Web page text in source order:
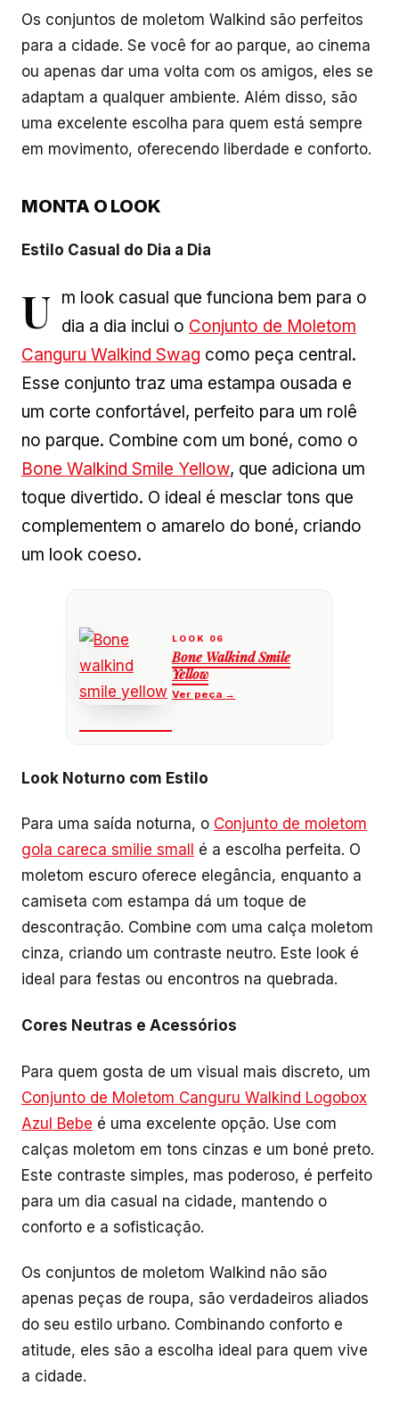
Os conjuntos de moletom Walkind são perfeitos
para a cidade. Se você for ao parque, ao cinema
ou apenas dar uma volta com os amigos, eles se
adaptam a qualquer ambiente. Além disso, são
uma excelente escolha para quem está sempre
em movimento, oferecendo liberdade e conforto.
MONTA O LOOK
Estilo Casual do Dia a Dia
U
m look casual que funciona bem para o
dia a dia inclui o Conjunto de Moletom
Canguru Walkind Swag como peça central.
Esse conjunto traz uma estampa ousada e
um corte confortável, perfeito para um rolê
no parque. Combine com um boné, como o
Bone Walkind Smile Yellow, que adiciona um
toque divertido. O ideal é mesclar tons que
complementem o amarelo do boné, criando
um look coeso.
Bone Walkind Smile
Yellow
Look Noturno com Estilo
Para uma saída noturna, o Conjunto de moletom
gola careca smilie small
é a escolha perfeita. O
moletom escuro oferece elegância, enquanto a
camiseta com estampa dá um toque de
descontração. Combine com uma calça moletom
cinza, criando um contraste neutro. Este look é
ideal para festas ou encontros na quebrada.
Cores Neutras e Acessórios
Para quem gosta de um visual mais discreto, um
Conjunto de Moletom Canguru Walkind Logobox
Azul Bebe é uma excelente opção. Use com
calças moletom em tons cinzas e um boné preto.
Este contraste simples, mas poderoso, é perfeito
para um dia casual na cidade, mantendo o
conforto e a sofisticação.
Os conjuntos de moletom Walkind não são
apenas peças de roupa, são verdadeiros aliados
do seu estilo urbano. Combinando conforto e
atitude, eles são a escolha ideal para quem vive
a cidade.